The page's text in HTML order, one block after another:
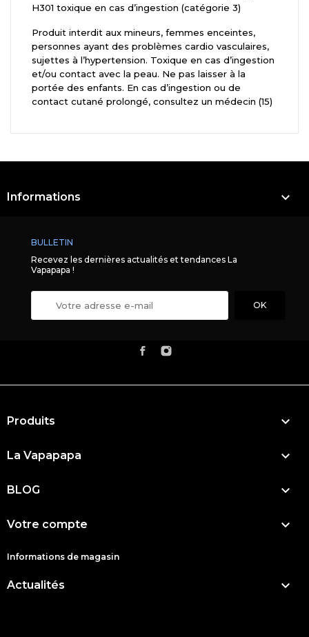
H301 toxique en cas d’ingestion (catégorie 3)
Produit interdit aux mineurs, femmes enceintes,
personnes ayant des problèmes cardio vasculaires,
sujettes à l’hypertension. Toxique en cas d’ingestion
et/ou contact avec la peau. Ne pas laisser à la
portée des enfants. En cas d’ingestion ou de
contact cutané prolongé, consultez un médecin (15)
Informations 
BULLETIN
Recevez les dernières actualités et tendances La
Vapapapa !
Produits 
La Vapapapa 
BLOG 
Votre compte 
Informations de magasin
Actualités 